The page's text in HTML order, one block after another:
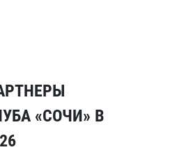
«СОЧИ» В